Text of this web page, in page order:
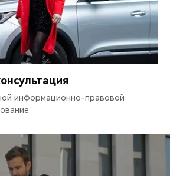
информационно-правовой